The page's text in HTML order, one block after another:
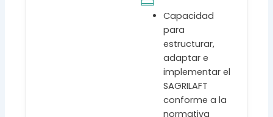
Capacidad
para
estructurar,
adaptar e
implementar el
SAGRILAFT
conforme a la
normativa